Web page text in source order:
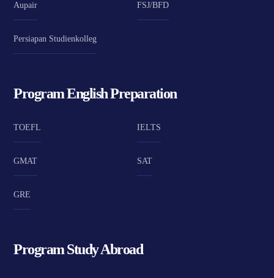
Aupair FSJ/BFD
Persiapan Studienkolleg
Program English Preparation
TOEFL IELTS
GMAT SAT
GRE
Program Study Abroad